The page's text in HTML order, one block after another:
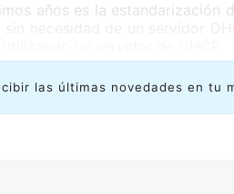
años es la estandarización
las últimas novedades en tu